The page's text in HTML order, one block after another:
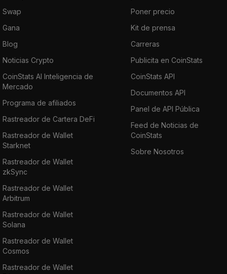
Swap
Gana
Blog
Noticias Crypto
CoinStats AI Inteligencia de
Mercado
Programa de afiliados
Rastreador de Cartera DeFi
Rastreador de Wallet
Starknet
Rastreador de Wallet
zkSync
Rastreador de Wallet
Arbitrum
Rastreador de Wallet
Solana
Rastreador de Wallet
Cosmos
Rastreador de Wallet
Poner precio
Kit de prensa
Carreras
Publicita en CoinStats
CoinStats API
Documentos API
Panel de API Pública
Feed de Noticias de
CoinStats
Sobre Nosotros